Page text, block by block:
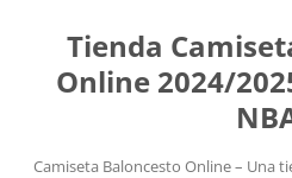
Tienda
Online 2024/
Camiseta Baloncesto Online – Una